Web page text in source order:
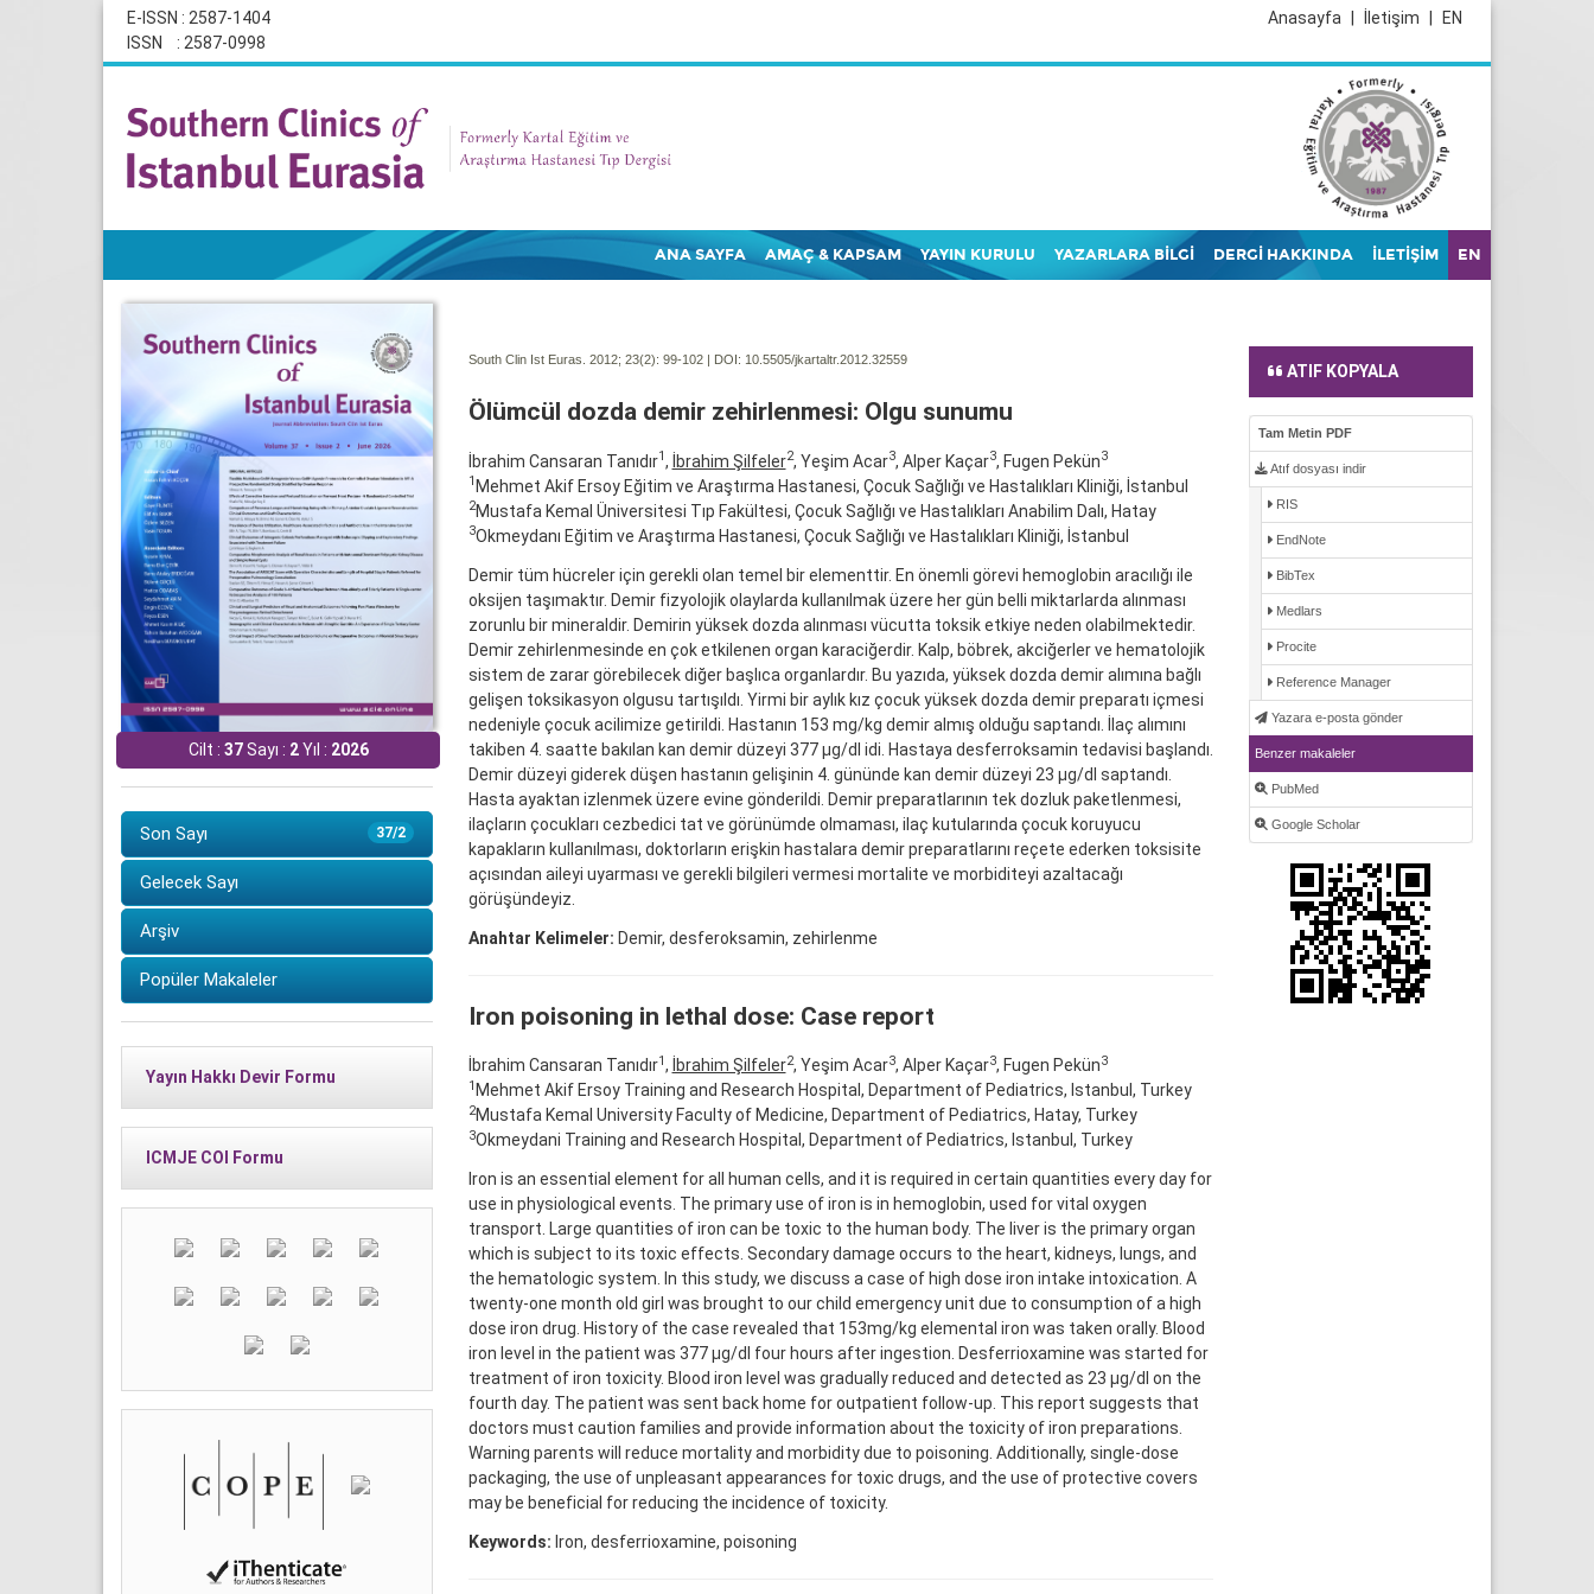
E-ISSN : 2587-1404
ISSN : 2587-0998
EN
İletişim
Anasayfa
ANA SAYFA AMAÇ & KAPSAM YAYIN KURULU YAZARLARA BİLGİ DERGİ HAKKINDA İLETİŞİM EN
Cilt : 37Sayı : 2Yıl : 2026
37/2
Son Sayı
Gelecek Sayı
Arşiv
Popüler Makaleler
Yayın Hakkı Devir Formu
ICMJE COI Formu
South Clin Ist Euras. 2012; 23(2): 99-102 | DOI: 10.5505/jkartaltr.2012.32559
Ölümcül dozda demir zehirlenmesi: Olgu sunumu
İbrahim Cansaran Tanıdır1 , İbrahim Şilfeler2, Yeşim Acar3, Alper Kaçar3, Fugen Pekün3
1 Mehmet Akif Ersoy Eğitim ve Araştırma Hastanesi, Çocuk Sağlığı ve Hastalıkları Kliniği, İstanbul
2Mustafa Kemal Üniversitesi Tıp Fakültesi, Çocuk Sağlığı ve Hastalıkları Anabilim Dalı, Hatay
3Okmeydanı Eğitim ve Araştırma Hastanesi, Çocuk Sağlığı ve Hastalıkları Kliniği, İstanbul
Demir tüm hücreler için gerekli olan temel bir elementtir. En önemli görevi hemoglobin aracılığı ile
oksijen taşımaktır. Demir fizyolojik olaylarda kullanılmak üzere her gün belli miktarlarda alınması
zorunlu bir mineraldir. Demirin yüksek dozda alınması vücutta toksik etkiye neden olabilmektedir.
Demir zehirlenmesinde en çok etkilenen organ karaciğerdir. Kalp, böbrek, akciğerler ve hematolojik
sistem de zarar görebilecek diğer başlıca organlardır. Bu yazıda, yüksek dozda demir alımına bağlı
gelişen toksikasyon olgusu tartışıldı. Yirmi bir aylık kız çocuk yüksek dozda demir preparatı içmesi
nedeniyle çocuk acilimize getirildi. Hastanın 153 mg/kg demir almış olduğu saptandı. İlaç alımını
takiben 4. saatte bakılan kan demir düzeyi 377 μg/dl idi. Hastaya desferroksamin tedavisi başlandı.
Demir düzeyi giderek düşen hastanın gelişinin 4. gününde kan demir düzeyi 23 μg/dl saptandı.
Hasta ayaktan izlenmek üzere evine gönderildi. Demir preparatlarının tek dozluk paketlenmesi,
ilaçların çocukları cezbedici tat ve görünümde olmaması, ilaç kutularında çocuk koruyucu
kapakların kullanılması, doktorların erişkin hastalara demir preparatlarını reçete ederken toksisite
açısından aileyi uyarması ve gerekli bilgileri vermesi mortalite ve morbiditeyi azaltacağı
görüşündeyiz.
Anahtar Kelimeler: Demir, desferoksamin, zehirlenme
Iron poisoning in lethal dose: Case report
İbrahim Cansaran Tanıdır1, İbrahim Şilfeler2, Yeşim Acar3, Alper Kaçar3, Fugen Pekün3
1 Mehmet Akif Ersoy Training and Research Hospital, Department of Pediatrics, Istanbul, Turkey
2Mustafa Kemal University Faculty of Medicine, Department of Pediatrics, Hatay, Turkey
3Okmeydani Training and Research Hospital, Department of Pediatrics, Istanbul, Turkey
Iron is an essential element for all human cells, and it is required in certain quantities every day for
use in physiological events. The primary use of iron is in hemoglobin, used for vital oxygen
transport. Large quantities of iron can be toxic to the human body. The liver is the primary organ
which is subject to its toxic effects. Secondary damage occurs to the heart, kidneys, lungs, and
the hematologic system. In this study, we discuss a case of high dose iron intake intoxication. A
twenty-one month old girl was brought to our child emergency unit due to consumption of a high
dose iron drug. History of the case revealed that 153mg/kg elemental iron was taken orally. Blood
iron level in the patient was 377 μg/dl four hours after ingestion. Desferrioxamine was started for
treatment of iron toxicity. Blood iron level was gradually reduced and detected as 23 μg/dl on the
fourth day. The patient was sent back home for outpatient follow-up. This report suggests that
doctors must caution families and provide information about the toxicity of iron preparations.
Warning parents will reduce mortality and morbidity due to poisoning. Additionally, single-dose
packaging, the use of unpleasant appearances for toxic drugs, and the use of protective covers
may be beneficial for reducing the incidence of toxicity.
Keywords: Iron, desferrioxamine, poisoning
ATIF KOPYALA
Tam Metin PDF
Atıf dosyası indir
RIS
EndNote
BibTex
Medlars
Procite
Reference Manager
Yazara e-posta gönder
Benzer makaleler
PubMed
Google Scholar